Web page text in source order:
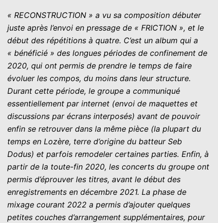
« RECONSTRUCTION » a vu sa composition débuter
juste après l’envoi en pressage de « FRICTION », et le
début des répétitions à quatre. C’est un album qui a
« bénéficié » des longues périodes de confinement de
2020, qui ont permis de prendre le temps de faire
évoluer les compos, du moins dans leur structure.
Durant cette période, le groupe a communiqué
essentiellement par internet (envoi de maquettes et
discussions par écrans interposés) avant de pouvoir
enfin se retrouver dans la même pièce (la plupart du
temps en Lozère, terre d’origine du batteur Seb
Dodus) et parfois remodeler certaines parties. Enfin, à
partir de la toute-fin 2020, les concerts du groupe ont
permis d’éprouver les titres, avant le début des
enregistrements en décembre 2021. La phase de
mixage courant 2022 a permis d’ajouter quelques
petites couches d’arrangement supplémentaires, pour